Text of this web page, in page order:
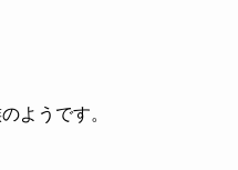
ようです。